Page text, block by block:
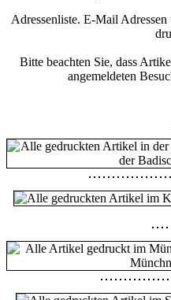
Adressenliste. E-Mail
Bitte beachten Sie, dass
angemeldeten